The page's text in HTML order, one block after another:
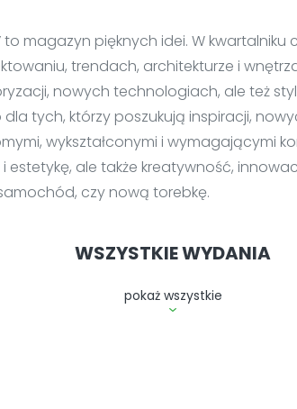
to magazyn pięknych idei. W
trendach, architekturze i
nowych technologiach, ale też
dla tych, którzy poszukują inspiracji,
wykształconymi i wymagającymi
estetykę, ale także kreatywność,
czy nową torebkę.
WSZYSTKIE WYDANIA
pokaż wszystkie